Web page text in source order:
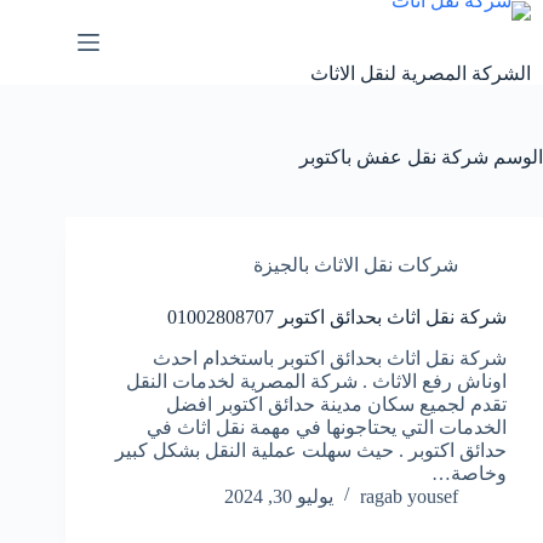
التجاوز
الشركة المصرية لنقل الاثاث
الوسم شركة نقل عفش باكتوبر
شركات نقل الاثاث بالجيزة
شركة نقل اثاث بحدائق اكتوبر 01002808707
شركة نقل اثاث بحدائق اكتوبر باستخدام احدث
اوناش رفع الاثاث . شركة المصرية لخدمات النقل
تقدم لجميع سكان مدينة حدائق اكتوبر افضل
الخدمات التي يحتاجونها في مهمة نقل اثاث في
حدائق اكتوبر . حيث سهلت عملية النقل بشكل كبير
وخاصة…
ragab yousef
يوليو 30, 2024